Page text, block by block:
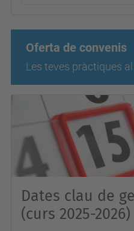
Oferta de convenis
Les teves pràctiques
Dates clau de
(curs 2025-2026)